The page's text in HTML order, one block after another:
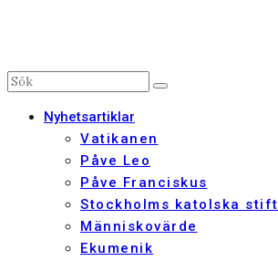
Nyhetsartiklar
Vatikanen
Påve Leo
Påve Franciskus
Stockholms katolska stift
Människovärde
Ekumenik